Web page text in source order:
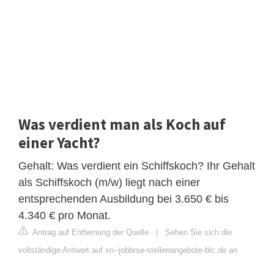
Was verdient man als Koch auf
einer Yacht?
Gehalt: Was verdient ein Schiffskoch? Ihr Gehalt
als Schiffskoch (m/w) liegt nach einer
entsprechenden Ausbildung bei 3.650 € bis
4.340 € pro Monat.
Antrag auf Entfernung der Quelle
Sehen Sie sich die
vollständige Antwort auf xn--jobbrse-stellenangebote-blc.de an